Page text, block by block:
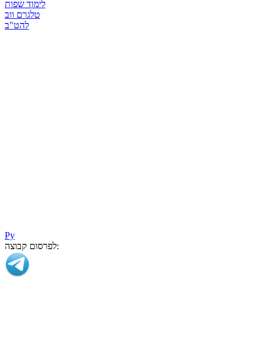
לימוד שפות
טלגרם ווב
להט"ב
Ру
לפרסום קבוצה: